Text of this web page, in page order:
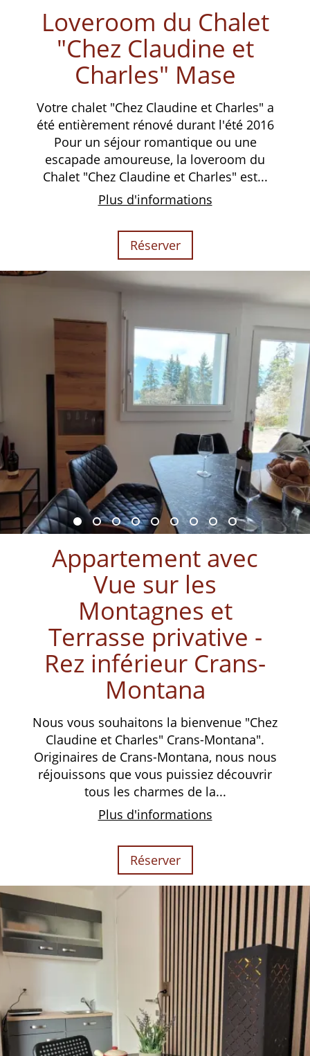
Loveroom du Chalet
"Chez Claudine et
Charles" Mase
Votre chalet "Chez Claudine et Charles" a
été entièrement rénové durant l'été 2016
Pour un séjour romantique ou une
escapade amoureuse, la loveroom du
Chalet "Chez Claudine et Charles" est...
Plus d'informations
Réserver
Appartement avec
Vue sur les
Montagnes et
Terrasse privative -
Rez inférieur Crans-
Montana
Nous vous souhaitons la bienvenue "Chez
Claudine et Charles" Crans-Montana".
Originaires de Crans-Montana, nous nous
réjouissons que vous puissiez découvrir
tous les charmes de la...
Plus d'informations
Réserver